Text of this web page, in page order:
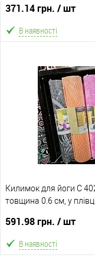
кольором або
371.14 грн. / шт
В наявності
В обране
Склад зберігання
Одеса №4
Відправка тільки
після повної
кольором або
Килимок для йоги C
товщина 0.6 см, у
591.98 грн. / шт
В наявності